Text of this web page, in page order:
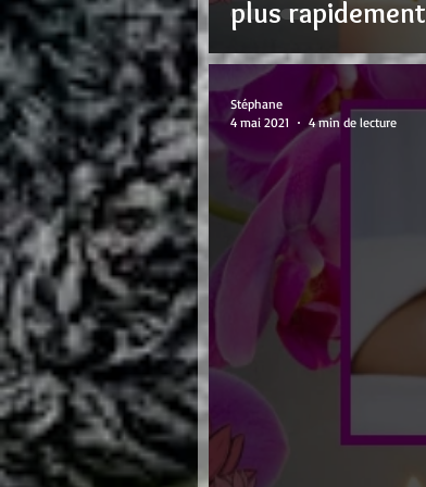
plus rapidement
Stéphane
4 mai 2021
4 min de lecture